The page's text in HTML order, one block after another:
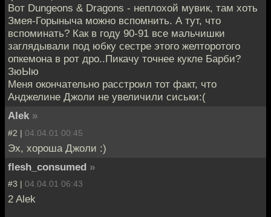
Вот Dungeons & Dragons - неплохой мувик, там хоть
Змея-Горыныча можно вспомнить. А тут, что
вспоминать? Как в году 90-91 все мальчишки
заглядывали под юбку сестре этого желторотого
опкемона в рот дро..Пикачу точнее кукле Барби?
ЗюЫю
Меня окончательно расстроил тот факт, что
Анджелине Джоли не увеличили сиськи:(
Alek »
#2 | 04.04.01 00:45
Эх, хороша Джоли :)
flesh_consumed »
#3 | 04.04.01 06:43
2 Alek